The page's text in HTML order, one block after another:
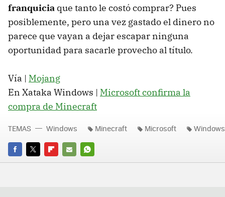
franquicia que tanto le costó comprar? Pues
posiblemente, pero una vez gastado el dinero no
parece que vayan a dejar escapar ninguna
oportunidad para sacarle provecho al título.
Vía | Mojang
En Xataka Windows | Microsoft confirma la
compra de Minecraft
FACEBOOK
TWITTERFLIPBOARD
E-
WHATSAPP
TEMAS Windows Minecraft Microsoft